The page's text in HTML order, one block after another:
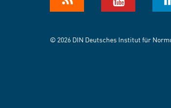
© 2026 DIN Deutsches Institut für